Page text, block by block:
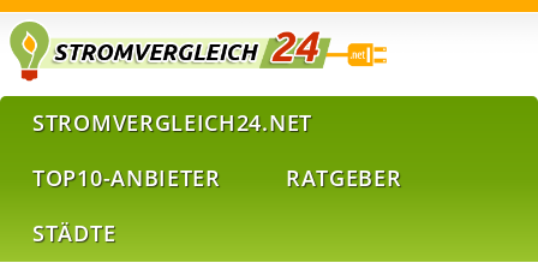
STROMVERGLEICH24.NET
TOP10-ANBIETER
RATGEBER
STÄDTE